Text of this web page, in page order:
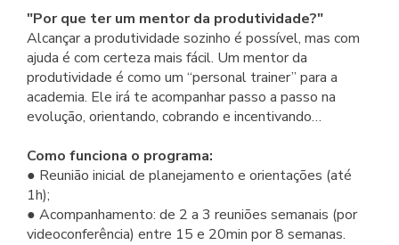
"Por que ter um mentor da produtividade?"
Alcançar a produtividade sozinho é possível, mas com
ajuda é com certeza mais fácil. Um mentor da
produtividade é como um “personal trainer” para a
academia. Ele irá te acompanhar passo a passo na
evolução, orientando, cobrando e incentivando…
Como funciona o programa:
● Reunião inicial de planejamento e orientações (até
1h);
● Acompanhamento: de 2 a 3 reuniões semanais (por
videoconferência) entre 15 e 20min por 8 semanas.